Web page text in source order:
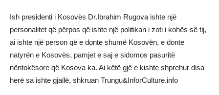
Ish presidenti i Kosovës Dr.Ibrahim Rugova ishte një
personalitet që përpos që ishte një politikan i zoti i kohës së tij,
ai ishte një person që e donte shumë Kosovën, e donte
natyrën e Kosovës, pamjet e saj e sidomos pasuritë
nëntokësore që Kosova ka. Ai këtë gjë e kishte shprehur disa
herë sa ishte gjallë, shkruan Trungu&InforCulture.info